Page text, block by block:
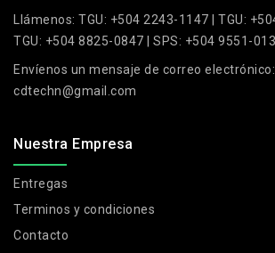
Llámenos: TGU: +504 2243-1147 | TGU:
TGU: +504 8825-0847 | SPS: +504 9551-
Envíenos un mensaje de correo electrónico:
cdtechn@gmail.com
Nuestra Empresa
Entregas
Terminos y condiciones
Contacto